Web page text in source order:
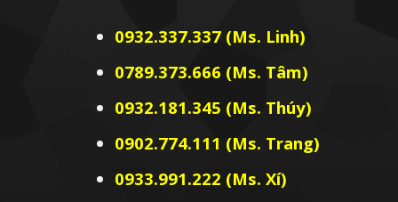
0932.337.337 (Ms. Linh)
0789.373.666 (Ms. Tâm)
0932.181.345 (Ms. Thúy)
0902.774.111 (Ms. Trang)
0933.991.222 (Ms. Xí)